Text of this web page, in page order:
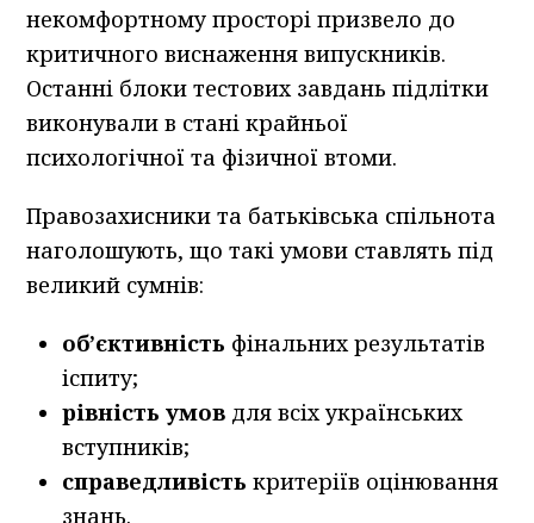
некомфортному просторі призвело до
критичного виснаження випускників.
Останні блоки тестових завдань підлітки
виконували в стані крайньої
психологічної та фізичної втоми.
Правозахисники та батьківська спільнота
наголошують, що такі умови ставлять під
великий сумнів:
об’єктивність фінальних результатів
іспиту;
рівність умов для всіх українських
вступників;
справедливість критеріїв оцінювання
знань.